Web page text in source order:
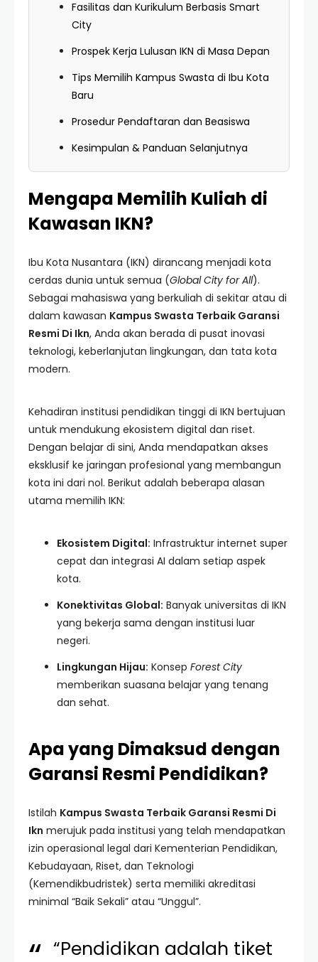
Fasilitas dan Kurikulum Berbasis Smart
City
Prospek Kerja Lulusan IKN di Masa Depan
Tips Memilih Kampus Swasta di Ibu Kota
Baru
Prosedur Pendaftaran dan Beasiswa
Kesimpulan & Panduan Selanjutnya
Mengapa Memilih Kuliah di
Kawasan IKN?
Ibu Kota Nusantara (IKN) dirancang menjadi kota
cerdas dunia untuk semua (Global City for All).
Sebagai mahasiswa yang berkuliah di sekitar atau di
dalam kawasan Kampus Swasta Terbaik Garansi
Resmi Di Ikn, Anda akan berada di pusat inovasi
teknologi, keberlanjutan lingkungan, dan tata kota
modern.
Kehadiran institusi pendidikan tinggi di IKN bertujuan
untuk mendukung ekosistem digital dan riset.
Dengan belajar di sini, Anda mendapatkan akses
eksklusif ke jaringan profesional yang membangun
kota ini dari nol. Berikut adalah beberapa alasan
utama memilih IKN:
Ekosistem Digital: Infrastruktur internet super
cepat dan integrasi AI dalam setiap aspek
kota.
Konektivitas Global: Banyak universitas di IKN
yang bekerja sama dengan institusi luar
negeri.
Lingkungan Hijau: Konsep Forest City
memberikan suasana belajar yang tenang
dan sehat.
Apa yang Dimaksud dengan
Garansi Resmi Pendidikan?
Istilah Kampus Swasta Terbaik Garansi Resmi Di
Ikn merujuk pada institusi yang telah mendapatkan
izin operasional legal dari Kementerian Pendidikan,
Kebudayaan, Riset, dan Teknologi
(Kemendikbudristek) serta memiliki akreditasi
minimal “Baik Sekali” atau “Unggul”.
“Pendidikan adalah tiket